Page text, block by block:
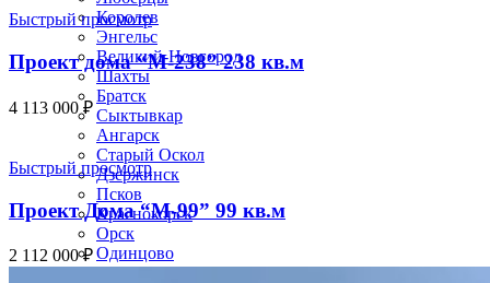
Королев
Энгельс
Великий-Новгород
Шахты
Братск
Сыктывкар
Ангарск
Старый Оскол
Дзержинск
Псков
Краснокорск
Орск
Одинцово
Абакан
Быстрый просмотр
Проект дома “М-238” 238 кв.м
4 113 000 ₽
Быстрый просмотр
Проект Дома “М-99” 99 кв.м
2 112 000₽